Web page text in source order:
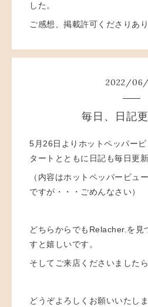
した。
ご感想、掲載許可くださりあ
2022/06/
毎日、日記更
5月26日よりホットペッパー
タートとともに日記も毎日更新
（内容はホットペッパービュ
ですが・・・ごめんなさい）
どちらからでもRelacher.を見
すと嬉しいです。
そしてご来店くださいました
どうぞよろしくお願いいたしま